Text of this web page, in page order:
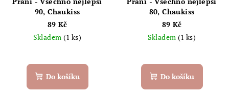
90, Chaukiss
89 Kč
Skladem (1 ks)
Do košíku
80, Chaukiss
89 Kč
Skladem (1 ks)
Do košíku